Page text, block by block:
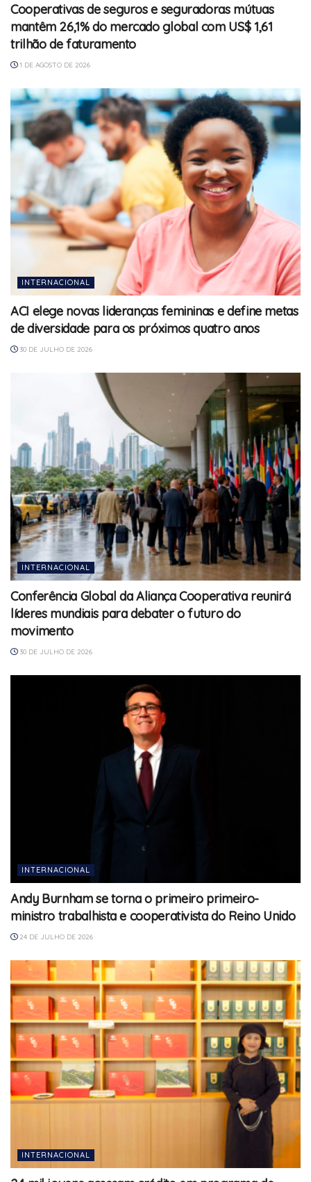
Cooperativas de seguros e seguradoras mútuas
mantêm 26,1% do mercado global com US$ 1,61
trilhão de faturamento
1 DE AGOSTO DE 2026
INTERNACIONAL
ACI elege novas lideranças femininas e define metas
de diversidade para os próximos quatro anos
30 DE JULHO DE 2026
INTERNACIONAL
Conferência Global da Aliança Cooperativa reunirá
líderes mundiais para debater o futuro do
movimento
30 DE JULHO DE 2026
INTERNACIONAL
Andy Burnham se torna o primeiro primeiro-
ministro trabalhista e cooperativista do Reino Unido
24 DE JULHO DE 2026
INTERNACIONAL